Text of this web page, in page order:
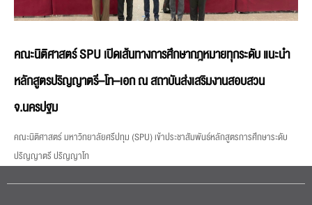
คณะนิติศาสตร์ SPU เปิดเส้นทางการศึกษากฎหมายทุกระดับ แนะนำ
หลักสูตรปริญญาตรี–โท–เอก ณ สถาบันส่งเสริมงานสอบสวน
จ.นครปฐม
คณะนิติศาสตร์ มหาวิทยาลัยศรีปทุม (SPU) เข้าประชาสัมพันธ์หลักสูตรการศึกษาระดับ
ปริญญาตรี ปริญญาโท